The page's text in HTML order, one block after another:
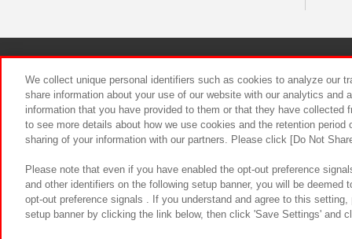
食品のご
We collect unique personal identifiers such as cookies to analyze our
share information about your use of our website with our analytics and
information that you have provided to them or that they have
to see more details about how we use cookies and the retention
sharing of your information with our partners. Please click [Do Not
Please note that even if you have enabled the opt-out preference
and other identifiers on the following setup banner, you will be
opt-out preference signals . If you understand and agree to this
setup banner by clicking the link below, then click 'Save Settings' and